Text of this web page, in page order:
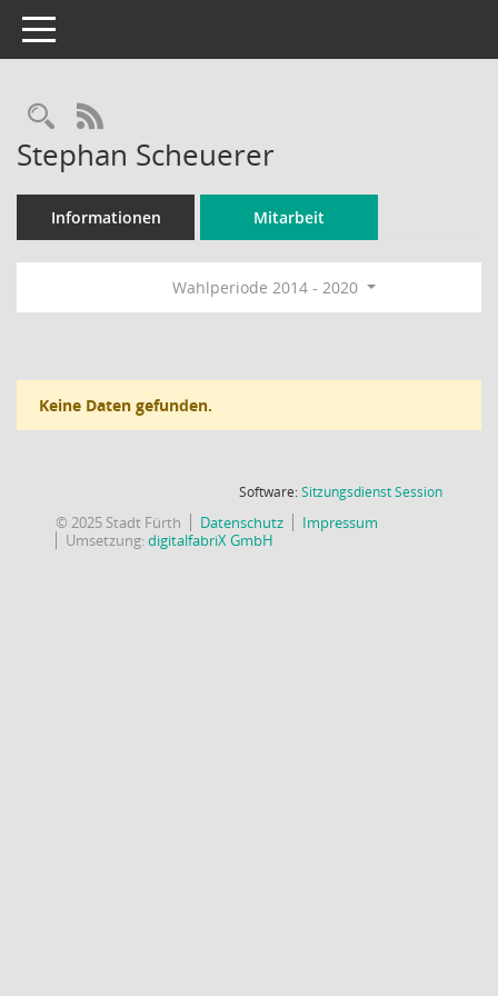
Toggle navigation
Rechercheauswahl
RSS-Feed
Stephan Scheuerer
Informationen Mitarbeit
Wahlperiode 2014 - 2020
Keine Daten gefunden.
Software:SitzungsdienstSession(Wird in
© 2025 Stadt Fürth Datenschutz
Impressum
Umsetzung:digitalfabriX GmbH